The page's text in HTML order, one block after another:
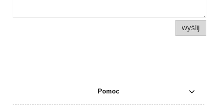
wyślij
Pomoc